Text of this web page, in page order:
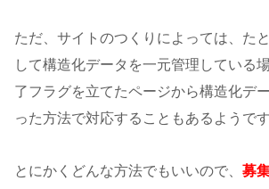
ただ、サイトのつくりによっては、た
して構造化データを一元管理している
了フラグを立てたページから構造化デ
った方法で対応することもあるようです
とにかくどんな方法でもいいので、 募